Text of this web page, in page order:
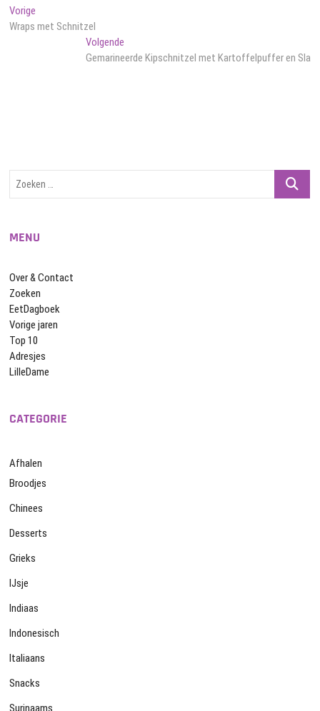
Bericht
navigatie
Vorige
bericht:
Wraps met Schnitzel
VolgendeVolgend
bericht:
Gemarineerde Kipschnitzel met Kartoffelpuffer en Sla
Zoeken
MENU
Over & Contact
Zoeken
EetDagboek
Vorige jaren
Top 10
Adresjes
LilleDame
CATEGORIE
Afhalen
Broodjes
Chinees
Desserts
Grieks
IJsje
Indiaas
Indonesisch
Italiaans
Snacks
Surinaams